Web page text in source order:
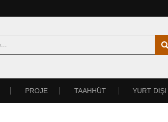
PROJE TAAHHÜT YURT DIŞI